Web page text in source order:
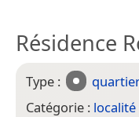
Résidence
Type :
Catégorie : localité